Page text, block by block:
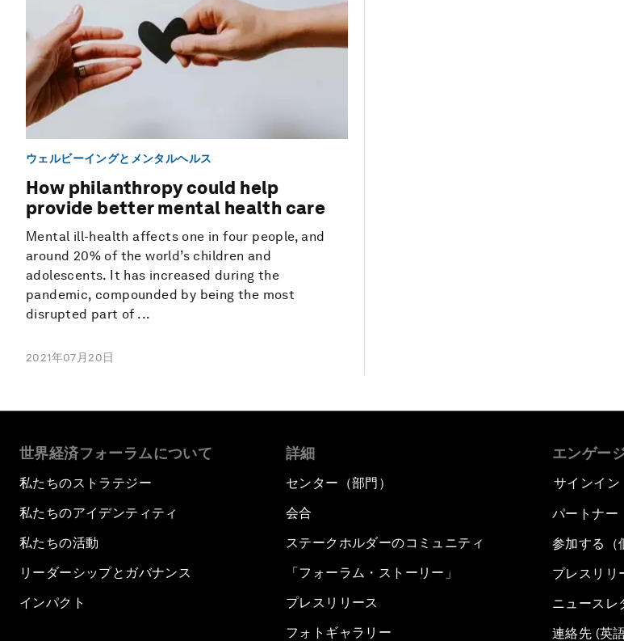
ウェルビーイングとメンタルヘルス
How philanthropy could help
provide better mental health care
Mental ill-health affects one in four people, and
around 20% of the world’s children and
adolescents. It has increased during the
pandemic, compounded by being the most
disrupted part of ...
2021年07月20日
世界経済フォーラムについて
私たちのストラテジー
私たちのアイデンティティ
私たちの活動
リーダーシップとガバナンス
インパクト
詳細
センター（部門）
会合
ステークホルダーのコミュニティ
「フォーラム・ストーリー」
プレスリリース
フォトギャラリー
エンゲー
サインイン
パートナー
参加する（
プレスリリ
ニュースレ
連絡先 (英